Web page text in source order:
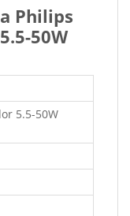
Philips
50W
5.5-50W